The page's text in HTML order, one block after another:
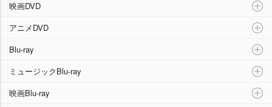
映画DVD
アニメDVD
Blu-ray
ミュージックBlu-ray
映画Blu-ray